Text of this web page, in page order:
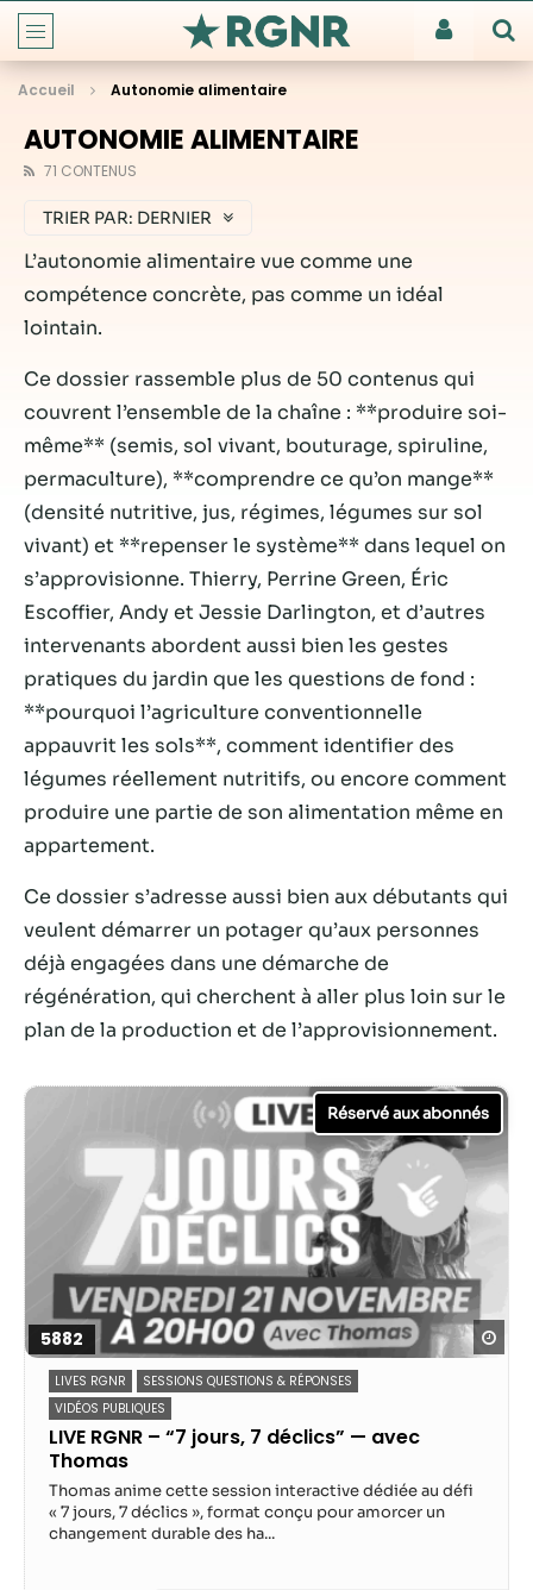
Accueil Autonomie alimentaire
AUTONOMIE ALIMENTAIRE
71 CONTENUS
TRIER PAR: DERNIER
L’autonomie alimentaire vue comme une
compétence concrète, pas comme un idéal
lointain.
Ce dossier rassemble plus de 50 contenus qui
couvrent l’ensemble de la chaîne : **produire soi-
même** (semis, sol vivant, bouturage, spiruline,
permaculture), **comprendre ce qu’on mange**
(densité nutritive, jus, régimes, légumes sur sol
vivant) et **repenser le système** dans lequel on
s’approvisionne. Thierry, Perrine Green, Éric
Escoffier, Andy et Jessie Darlington, et d’autres
intervenants abordent aussi bien les gestes
pratiques du jardin que les questions de fond :
**pourquoi l’agriculture conventionnelle
appauvrit les sols**, comment identifier des
légumes réellement nutritifs, ou encore comment
produire une partie de son alimentation même en
appartement.
Ce dossier s’adresse aussi bien aux débutants qui
veulent démarrer un potager qu’aux personnes
déjà engagées dans une démarche de
régénération, qui cherchent à aller plus loin sur le
plan de la production et de l’approvisionnement.
5882
LIVES RGNR
SESSIONS QUESTIONS & RÉPONSES
VIDÉOS PUBLIQUES
LIVE RGNR – “7 jours, 7 déclics” — avec
Thomas
Thomas anime cette session interactive dédiée au défi
« 7 jours, 7 déclics », format conçu pour amorcer un
changement durable des ha...
Ces cookies ne
sont pas
facultatifs. Ils
sont
nécessaires au
fonctionnement
du site Web.
Statistiques
Afin que nous
puissions
améliorer la
fonctionnalité
et la structure
du site Web,
en fonction
de la façon
dont le site
Web est
utilisé.
Afin que notre
site Web